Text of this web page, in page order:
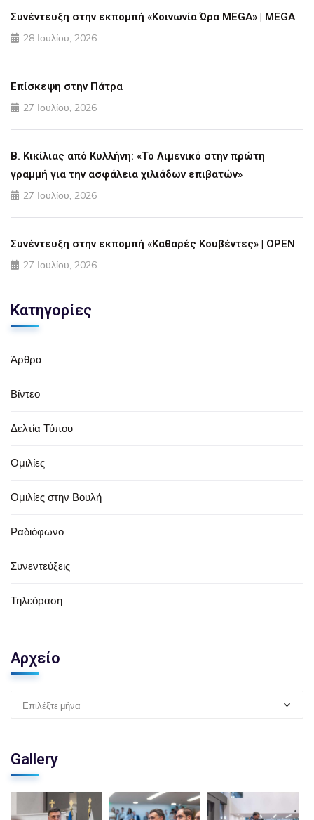
Συνέντευξη στην εκπομπή «Κοινωνία Ώρα MEGA» | MEGA
28 Ιουλίου, 2026
Επίσκεψη στην Πάτρα
27 Ιουλίου, 2026
Β. Κικίλιας από Κυλλήνη: «Το Λιμενικό στην πρώτη
γραμμή για την ασφάλεια χιλιάδων επιβατών»
27 Ιουλίου, 2026
Συνέντευξη στην εκπομπή «Καθαρές Κουβέντες» | OPEN
27 Ιουλίου, 2026
Κατηγορίες
Άρθρα
Βίντεο
Δελτία Τύπου
Ομιλίες
Ομιλίες στην Βουλή
Ραδιόφωνο
Συνεντεύξεις
Τηλεόραση
Αρχείο
Επιλέξτε μήνα
Gallery